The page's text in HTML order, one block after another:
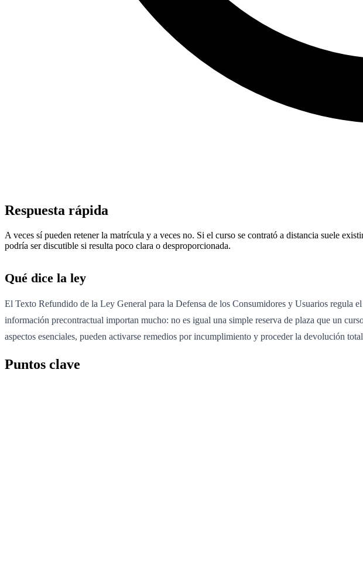
Respuesta rápida
A veces sí pueden retener la matrícula y a veces no. Si el curso se contrató a distancia suele
podría ser discutible si resulta poco clara o desproporcionada.
Qué dice la ley
El Texto Refundido de la Ley General para la Defensa de los Consumidores y Usuarios regula
información precontractual importan mucho: no es igual una simple reserva de plaza que un
aspectos esenciales, pueden activarse remedios por incumplimiento y proceder la devolución
Puntos clave